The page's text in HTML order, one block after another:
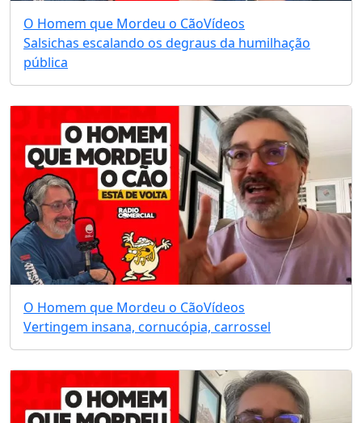
O Homem que Mordeu o CãoVídeos
Salsichas escalando os degraus da humilhação
pública
O Homem que Mordeu o CãoVídeos
Vertingem insana, cornucópia, carrossel